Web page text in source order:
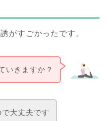
がすごかったです。
いきますか？
大丈夫です